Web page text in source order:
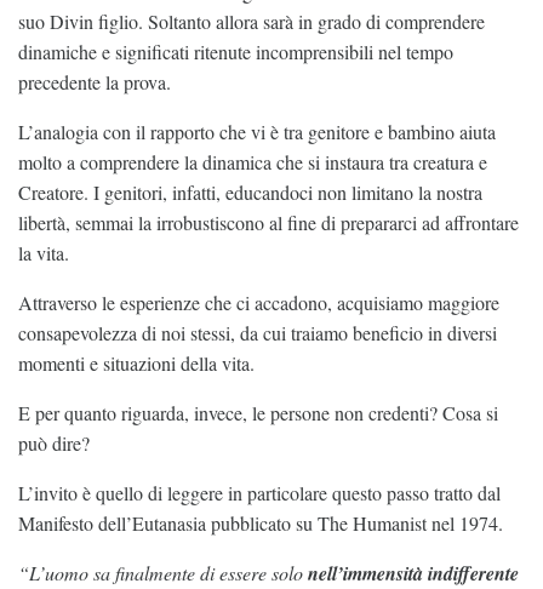
suo Divin figlio. Soltanto allora sarà in grado di comprendere
dinamiche e significati ritenute incomprensibili nel tempo
precedente la prova.
L’analogia con il rapporto che vi è tra genitore e bambino aiuta
molto a comprendere la dinamica che si instaura tra creatura e
Creatore. I genitori, infatti, educandoci non limitano la nostra
libertà, semmai la irrobustiscono al fine di prepararci ad affrontare
la vita.
Attraverso le esperienze che ci accadono, acquisiamo maggiore
consapevolezza di noi stessi, da cui traiamo beneficio in diversi
momenti e situazioni della vita.
E per quanto riguarda, invece, le persone non credenti? Cosa si
può dire?
L’invito è quello di leggere in particolare questo passo tratto dal
Manifesto dell’Eutanasia pubblicato su The Humanist nel 1974.
“L’uomo sa finalmente di essere solonell’immensità indifferente